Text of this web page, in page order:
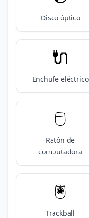
Disco óptico
🔌
Enchufe eléctrico
🖱️
Ratón de
computadora
🖲️
Trackball